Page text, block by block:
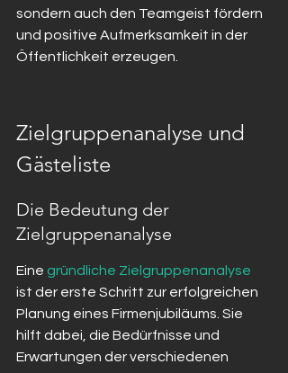
sondern auch den Teamgeist fördern
und positive Aufmerksamkeit in der
Öffentlichkeit erzeugen.
Zielgruppenanalyse und
Gästeliste
Die Bedeutung der
Zielgruppenanalyse
Eine gründliche Zielgruppenanalyse
ist der erste Schritt zur erfolgreichen
Planung eines Firmenjubiläums. Sie
hilft dabei, die Bedürfnisse und
Erwartungen der verschiedenen